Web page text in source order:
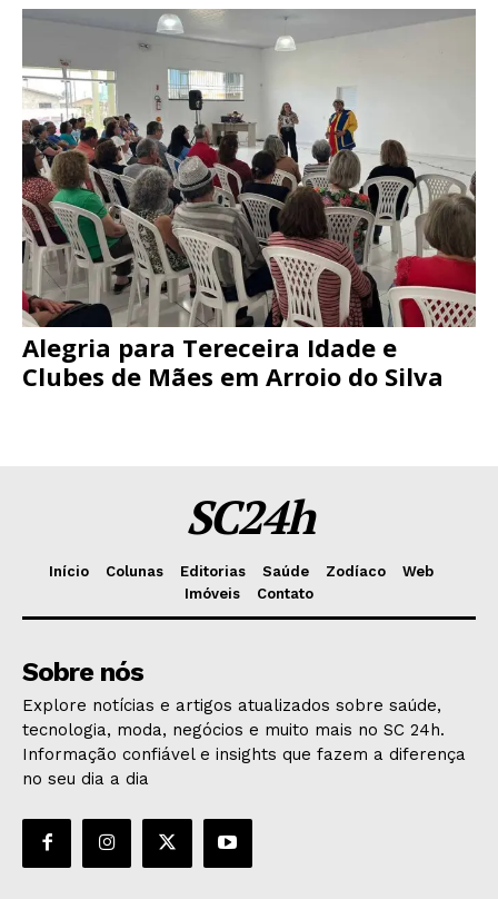
Alegria para Tereceira Idade e
Clubes de Mães em Arroio do Silva
SC24h
Início Colunas Editorias Saúde Zodíaco
Web
Imóveis
Contato
Sobre nós
Explore notícias e artigos atualizados sobre saúde,
tecnologia, moda, negócios e muito mais no SC 24h.
Informação confiável e insights que fazem a diferença
no seu dia a dia